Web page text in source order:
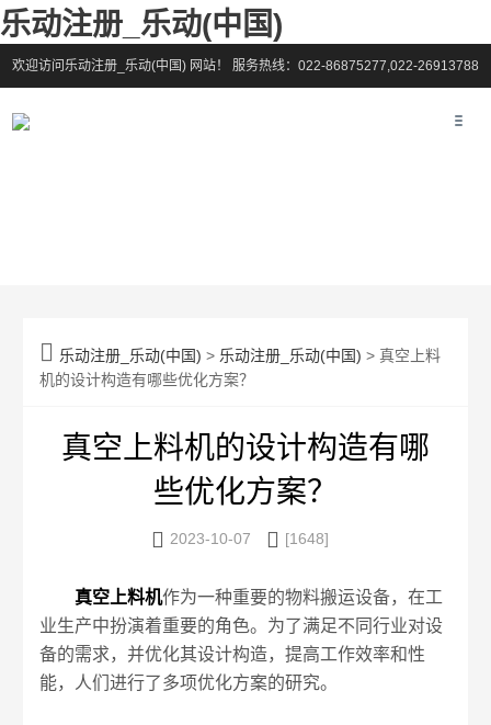
乐动注册_乐动(中国)
欢迎访问乐动注册_乐动(中国) 网站！ 服务热线：022-86875277,022-26913788
 乐动注册_乐动(中国) > 乐动注册_乐动(中国) > 真空上料
机的设计构造有哪些优化方案？
真空上料机的设计构造有哪
些优化方案？
 2023-10-07  [1648]
真空上料机作为一种重要的物料搬运设备，在工
业生产中扮演着重要的角色。为了满足不同行业对设
备的需求，并优化其设计构造，提高工作效率和性
能，人们进行了多项优化方案的研究。